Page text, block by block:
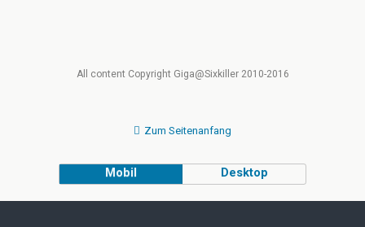
All content Copyright Giga@Sixkiller 2010-2016
Zum Seitenanfang
Mobil Desktop